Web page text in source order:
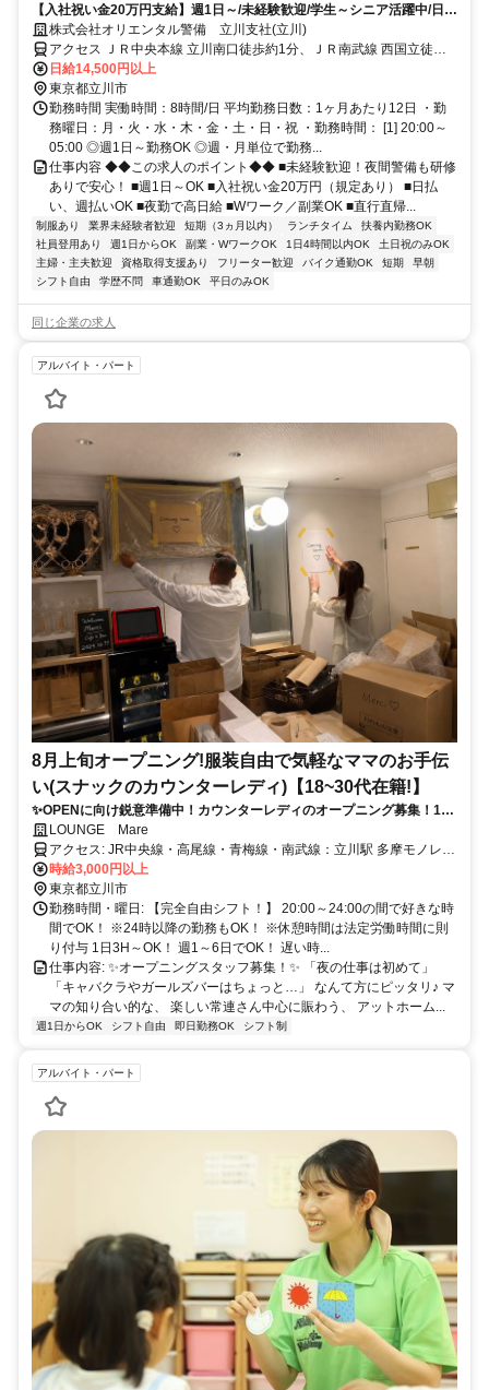
【入社祝い金20万円支給】週1日～/未経験歓迎/学生～シニア活躍中/日払
い・週払いOK/履歴書不要！
株式会社オリエンタル警備 立川支社(立川)
アクセス ＪＲ中央本線 立川南口徒歩約1分、ＪＲ南武線 西国立徒歩
約17分、多摩都市モノレール線 高松（東京都）徒歩約20分 (面接地/
立川支社)東京都立川市曙町１丁目１５－１ 谷ビル６Ｆ
日給14,500円以上
東京都立川市
勤務時間 実働時間：8時間/日 平均勤務日数：1ヶ月あたり12日 ・勤
務曜日：月・火・水・木・金・土・日・祝 ・勤務時間： [1] 20:00～
05:00 ◎週1日～勤務OK ◎週・月単位で勤務...
仕事内容 ◆◆この求人のポイント◆◆ ■未経験歓迎！夜間警備も研修
ありで安心！ ■週1日～OK ■入社祝い金20万円（規定あり） ■日払
い、週払いOK ■夜勤で高日給 ■Wワーク／副業OK ■直行直帰...
制服あり 業界未経験者歓迎 短期（3ヵ月以内） ランチタイム
扶養内勤務OK
社員登用あり
週1日からOK 副業・WワークOK 1日4時間以内OK
土日祝のみOK
主婦・主夫歓迎
資格取得支援あり フリーター歓迎 バイク通勤OK 短期
早朝
シフト自由
学歴不問 車通勤OK 平日のみOK
同じ企業の求人
アルバイト・パート
8月上旬オープニング!服装自由で気軽なママのお手伝
い(スナックのカウンターレディ)【18~30代在籍!】
✨OPENに向け鋭意準備中！カウンターレディのオープニング募集！18
～30代が活躍中！全額日払いOK！シフト自由！体験入店大歓迎！常連
さんで賑わう隠れ家的なお店を目指してます♪
LOUNGE Mare
アクセス: JR中央線・高尾線・青梅線・南武線：立川駅 多摩モノレー
ル・立川北駅・立川南駅 各駅スグ！
時給3,000円以上
東京都立川市
勤務時間・曜日: 【完全自由シフト！】 20:00～24:00の間で好きな時
間でOK！ ※24時以降の勤務もOK！ ※休憩時間は法定労働時間に則
り付与 1日3H～OK！ 週1～6日でOK！ 遅い時...
仕事内容: ✨オープニングスタッフ募集！✨ 「夜の仕事は初めて」
「キャバクラやガールズバーはちょっと…」 なんて方にピッタリ♪ マ
マの知り合い的な、 楽しい常連さん中心に賑わう、 アットホーム...
週1日からOK シフト自由 即日勤務OK シフト制
アルバイト・パート